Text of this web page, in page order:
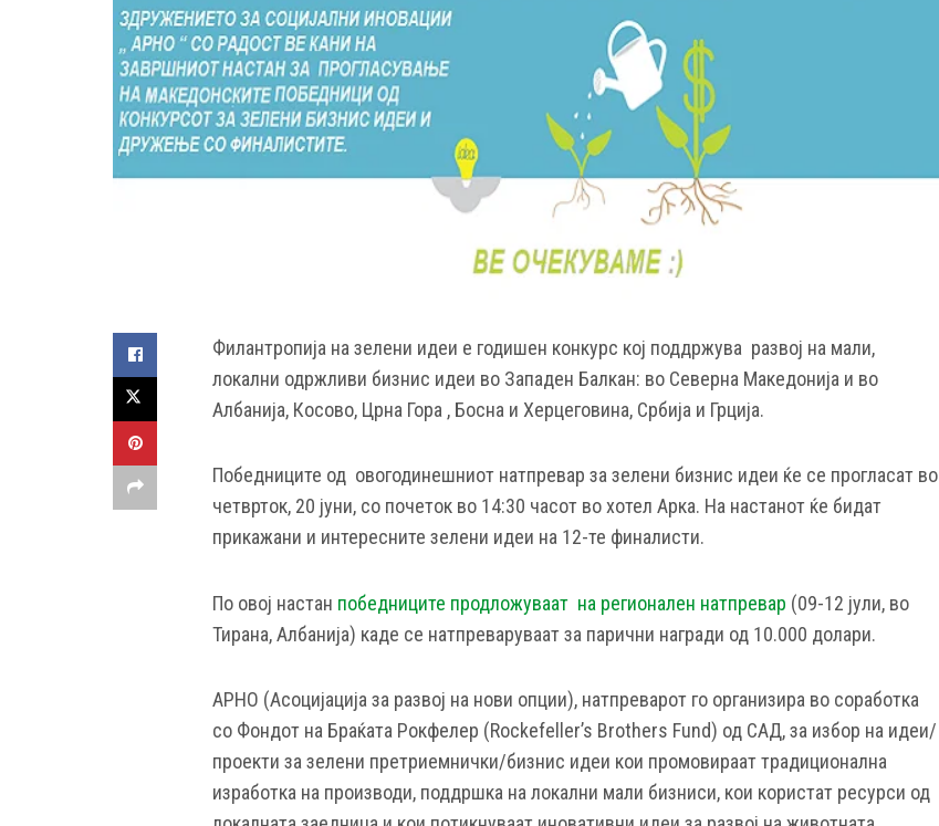
Филантропија на зелени идеи е годишен конкурс кој поддржува развој на мали,
локални одржливи бизнис идеи во Западен Балкан: во Северна Македонија и во
Албанија, Косово, Црна Гора , Босна и Херцеговина, Србија и Грција.
Победниците од овогодинешниот натпревар за зелени бизнис идеи ќе се прогласат во
четврток, 20 јуни, со почеток во 14:30 часот во хотел Арка. На настанот ќе бидат
прикажани и интересните зелени идеи на 12-те финалисти.
По овој настан победниците продложуваат на регионален натпревар (09-12 јули, во
Тирана, Албанија) каде се натпреваруваат за парични награди од 10.000 долари.
АРНО (Асоцијација за развој на нови опции), натпреварот го организира во соработка
со Фондот на Браќата Рокфелер (Rockefeller’s Brothers Fund) од САД, за избор на идеи/
проекти за зелени претриемнички/бизнис идеи кои промовираат традиционална
изработка на производи, поддршка на локални мали бизниси, кои користат ресурси од